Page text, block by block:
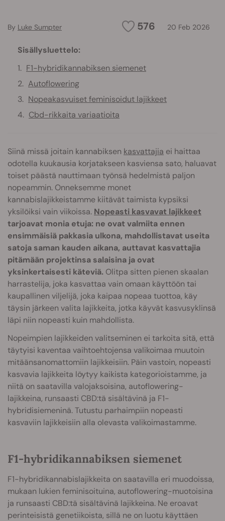
576 20 Feb 2026
By Luke Sumpter
Sisällysluettelo:
F1-hybridikannabiksen siemenet
Autoflowering
Nopeakasvuiset feminisoidut lajikkeet
Cbd-rikkaita variaatioita
Siinä missä joitain kannabiksen kasvattajia ei haittaa
odotella kuukausia korjatakseen kasviensa sato, haluavat
toiset päästä nauttimaan työnsä hedelmistä paljon
nopeammin. Onneksemme monet
kannabislajikkeistamme kiitävät taimista kypsiksi
yksilöiksi vain viikoissa. Nopeasti kasvavat lajikkeet
tarjoavat monia etuja: ne ovat valmiita ennen
ensimmäisiä pakkasia ulkona, mahdollistavat useita
satoja saman kauden aikana, auttavat kasvattajia
pitämään projektinsa salaisina ja ovat
yksinkertaisesti käteviä. Olitpa sitten pienen skaalan
harrastelija, joka kasvattaa vain omaan käyttöön tai
kaupallinen viljelijä, joka kaipaa nopeaa tuottoa, käy
täysin järkeen valita lajikkeita, jotka käyvät kasvusyklinsä
läpi niin nopeasti kuin mahdollista.
Nopeimpien lajikkeiden valitseminen ei tarkoita sitä, että
täytyisi kaventaa vaihtoehtojensa valikoimaa muutoin
mitäänsanomattomiin lajikkeisiin. Päin vastoin, nopeasti
kasvavia lajikkeita löytyy kaikista kategorioistamme, ja
niitä on saatavilla valojaksoisina, autoflowering-
lajikkeina, runsaasti CBD:tä sisältävinä ja F1-
hybridisiemeninä. Tutustu parhaimpiin nopeasti
kasvaviin lajikkeisiin alla olevasta valikoimastamme.
F1-hybridikannabiksen siemenet
F1-hybridikannabislajikkeita on saatavilla eri muodoissa,
mukaan lukien feminisoituina, autoflowering-muotoisina
ja runsaasti CBD:tä sisältävinä lajikkeina. Ne eroavat
perinteisistä genetiikoista, sillä ne on luotu käyttäen